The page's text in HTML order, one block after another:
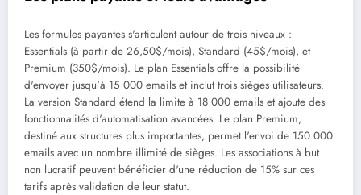
Les formules payantes s'articulent autour de trois niveaux :
Essentials (à partir de 26,50$/mois), Standard (45$/mois), et
Premium (350$/mois). Le plan Essentials offre la possibilité
d'envoyer jusqu'à 15 000 emails et inclut trois sièges utilisateurs.
La version Standard étend la limite à 18 000 emails et ajoute des
fonctionnalités d'automatisation avancées. Le plan Premium,
destiné aux structures plus importantes, permet l'envoi de 150 000
emails avec un nombre illimité de sièges. Les associations à but
non lucratif peuvent bénéficier d'une réduction de 15% sur ces
tarifs après validation de leur statut.